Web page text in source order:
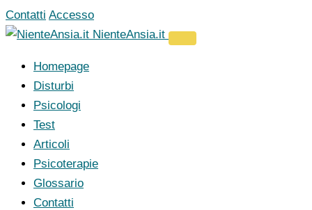
Vai
al
Contatti Accesso
NienteAnsia.it
Homepage
Disturbi
Psicologi
Test
Articoli
Psicoterapie
Glossario
Contatti